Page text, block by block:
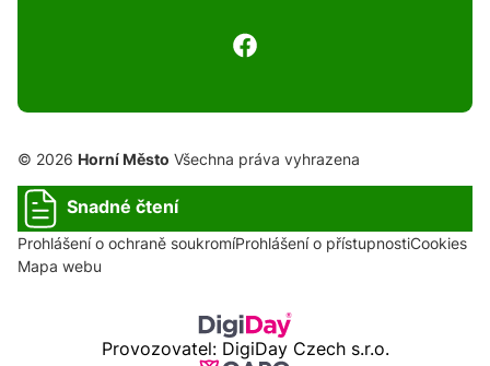
© 2026 Horní Město Všechna práva vyhrazena
Snadné čtení
Prohlášení o ochraně soukromíProhlášení o přístupnostiCookies
Mapa webu
Provozovatel: DigiDay Czech s.r.o.